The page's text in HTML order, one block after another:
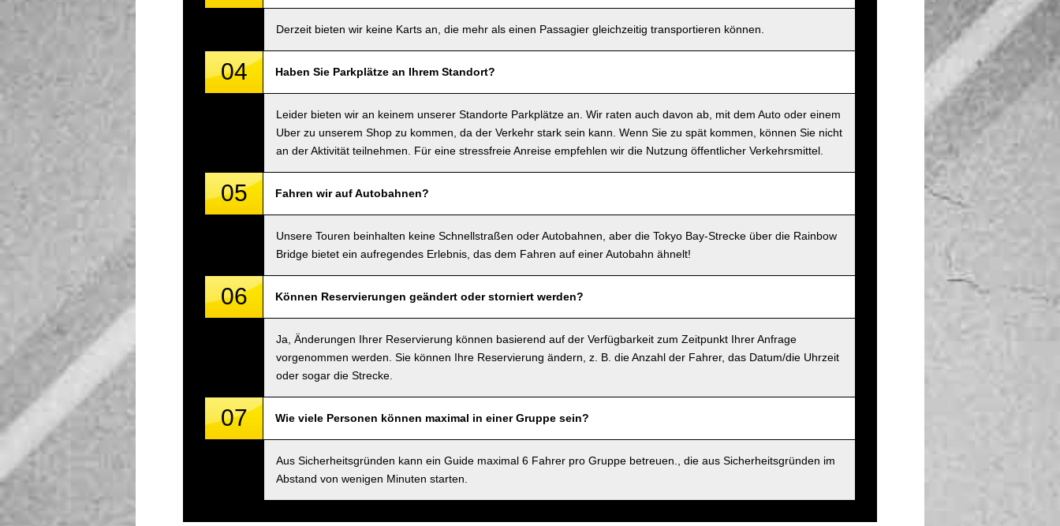
Derzeit bieten wir keine Karts an, die mehr als einen Passagier gleichzeitig transportieren können.
04 Haben Sie Parkplätze an Ihrem Standort?
Leider bieten wir an keinem unserer Standorte Parkplätze an. Wir raten auch davon ab, mit dem Auto oder einem
Uber zu unserem Shop zu kommen, da der Verkehr stark sein kann. Wenn Sie zu spät kommen, können Sie nicht
an der Aktivität teilnehmen. Für eine stressfreie Anreise empfehlen wir die Nutzung öffentlicher Verkehrsmittel.
05 Fahren wir auf Autobahnen?
Unsere Touren beinhalten keine Schnellstraßen oder Autobahnen, aber die Tokyo Bay-Strecke über die Rainbow
Bridge bietet ein aufregendes Erlebnis, das dem Fahren auf einer Autobahn ähnelt!
06 Können Reservierungen geändert oder storniert werden?
Ja, Änderungen Ihrer Reservierung können basierend auf der Verfügbarkeit zum Zeitpunkt Ihrer Anfrage
vorgenommen werden. Sie können Ihre Reservierung ändern, z. B. die Anzahl der Fahrer, das Datum/die Uhrzeit
oder sogar die Strecke.
07 Wie viele Personen können maximal in einer Gruppe sein?
Aus Sicherheitsgründen kann ein Guide maximal 6 Fahrer pro Gruppe betreuen., die aus Sicherheitsgründen im
Abstand von wenigen Minuten starten.